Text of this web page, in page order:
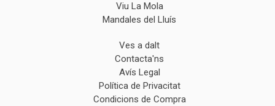
Viu La Mola
Mandales del Lluís
Ves a dalt
Contacta'ns
Avís Legal
Política de Privacitat
Condicions de Compra